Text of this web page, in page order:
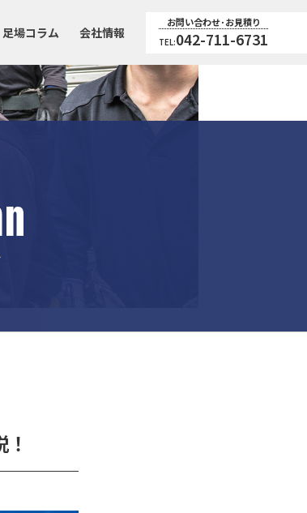
足場コラム 会社情報
お問い合わせ･お見積り
TEL:042-711-6731